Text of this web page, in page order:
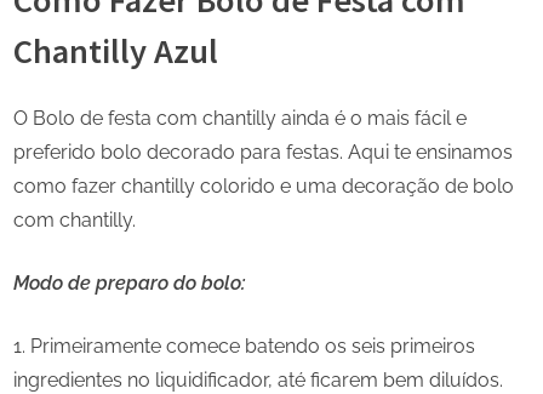
Chantilly Azul
O Bolo de festa com chantilly ainda é o mais fácil e
preferido bolo decorado para festas. Aqui te ensinamos
como fazer chantilly colorido e uma decoração de bolo
com chantilly.
Modo de preparo do bolo:
Primeiramente comece batendo os seis primeiros
ingredientes no liquidificador, até ficarem bem diluídos.